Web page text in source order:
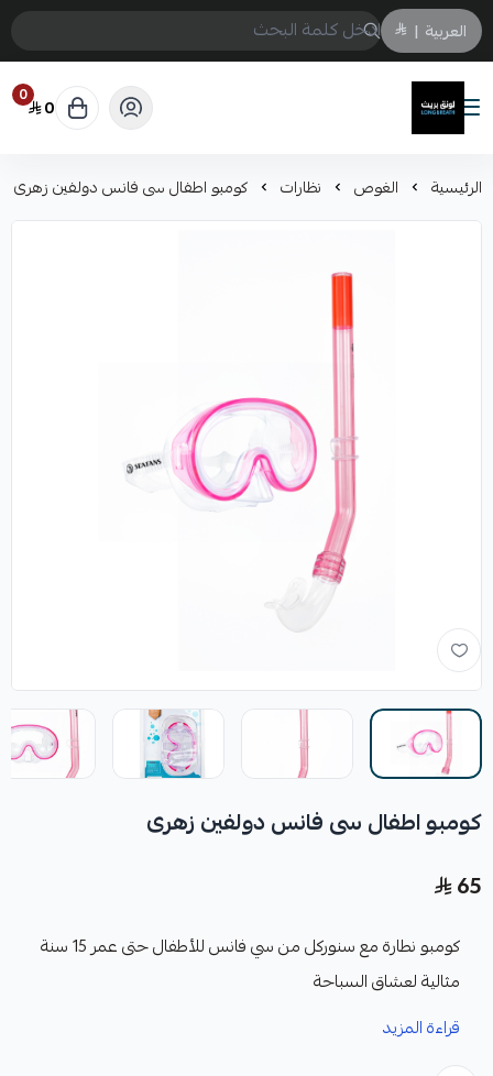
العربية |
لونق بريث
0 0
الرئيسية الغوص نظارات كومبو اطفال سى فانس دولفين زهرى
كومبو اطفال سى فانس دولفين زهرى
65
كومبو نطارة مع سنوركل من سي فانس للأطفال حتى عمر 15 سنة
مثالية لعشاق السباحة
قراءة المزيد